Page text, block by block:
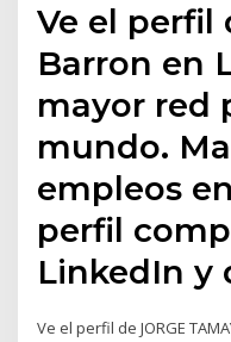
Ve el perfil
Barron en
mayor red
mundo.
empleos
perfil
LinkedIn y
Ve el perfil de JORGE